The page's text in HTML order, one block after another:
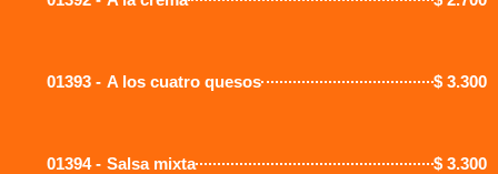
01393 - A los cuatro quesos $3.300
01394 - Salsa mixta $3.300